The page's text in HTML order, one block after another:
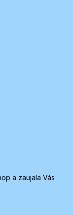
a zaujala Vás